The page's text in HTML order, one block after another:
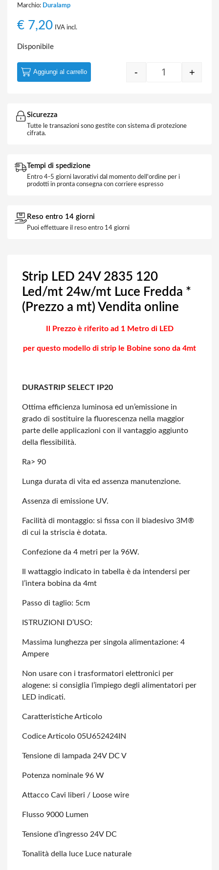
Marchio: Duralamp
€ 7,20 IVA incl.
Disponibile
Strip LED 24V
- +
Aggiungi al carrello
Sicurezza
Tutte le transazioni sono gestite con sistema di protezione
cifrata.
Tempi di spedizione
Entro 4-5 giorni lavorativi dal momento dell'ordine per i
prodotti in pronta consegna con corriere espresso
Reso entro 14 giorni
Puoi effettuare il reso entro 14 giorni
Strip LED 24V 2835 120
Led/mt 24w/mt Luce Fredda *
(Prezzo a mt) Vendita online
Il Prezzo è riferito ad 1 Metro di LED
per questo modello di strip le Bobine sono da 4mt
DURASTRIP SELECT IP20
Ottima efficienza luminosa ed un’emissione in
grado di sostituire la fluorescenza nella maggior
parte delle applicazioni con il vantaggio aggiunto
della flessibilità.
Ra> 90
Lunga durata di vita ed assenza manutenzione.
Assenza di emissione UV.
Facilità di montaggio: si fissa con il biadesivo 3M®
di cui la striscia è dotata.
Confezione da 4 metri per la 96W.
Il wattaggio indicato in tabella è da intendersi per
l’intera bobina da 4mt
Passo di taglio: 5cm
ISTRUZIONI D’USO:
Massima lunghezza per singola alimentazione: 4
Ampere
Non usare con i trasformatori elettronici per
alogene: si consiglia l’impiego degli alimentatori per
LED indicati.
Caratteristiche Articolo
Codice Articolo 05U652424IN
Tensione di lampada 24V DC V
Potenza nominale 96 W
Attacco Cavi liberi / Loose wire
Flusso 9000 Lumen
Tensione d’ingresso 24V DC
Tonalità della luce Luce naturale